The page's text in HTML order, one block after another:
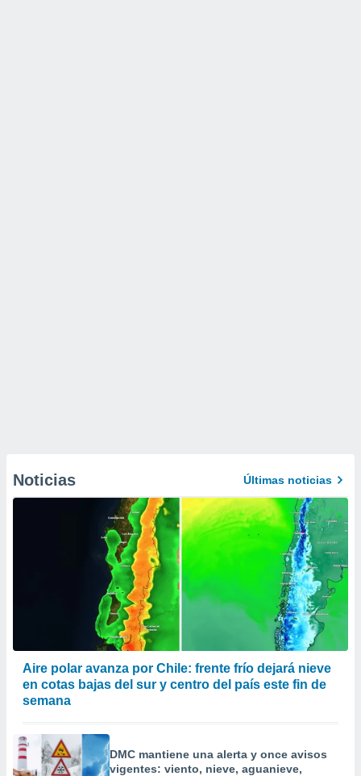
Noticias Últimas noticias
Aire polar avanza por Chile: frente frío dejará nieve
en cotas bajas del sur y centro del país este fin de
semana
DMC mantiene una alerta y once avisos
vigentes: viento, nieve, aguanieve,